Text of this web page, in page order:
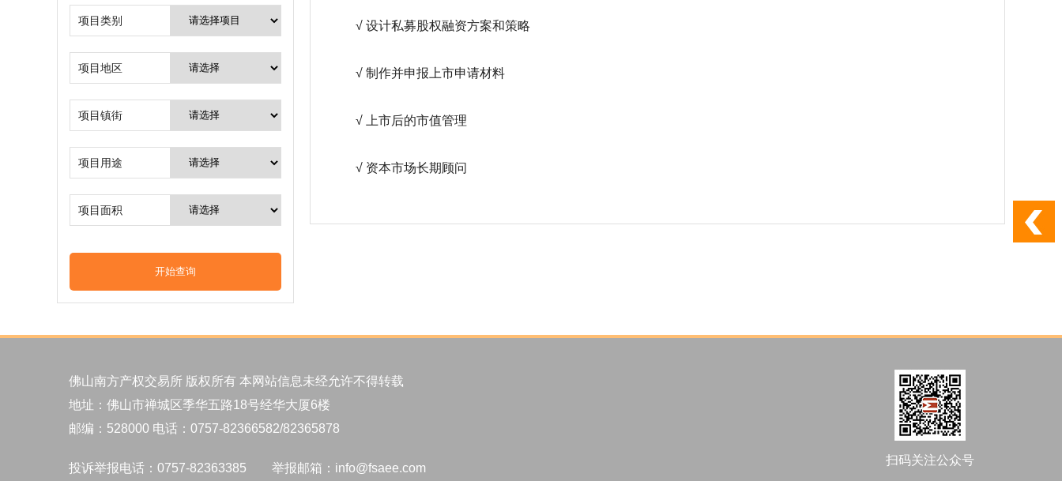
项目类别
项目地区
项目镇街
项目用途
项目面积
√ 设计私募股权融资方案和策略
√ 制作并申报上市申请材料
√ 上市后的市值管理
√ 资本市场长期顾问
佛山南方产权交易所 版权所有 本网站信息未经允许不得转载
地址：佛山市禅城区季华五路18号经华大厦6楼
邮编：528000 电话：0757-82366582/82365878
投诉举报电话：0757-82363385 举报邮箱：info@fsaee.com
扫码关注公众号